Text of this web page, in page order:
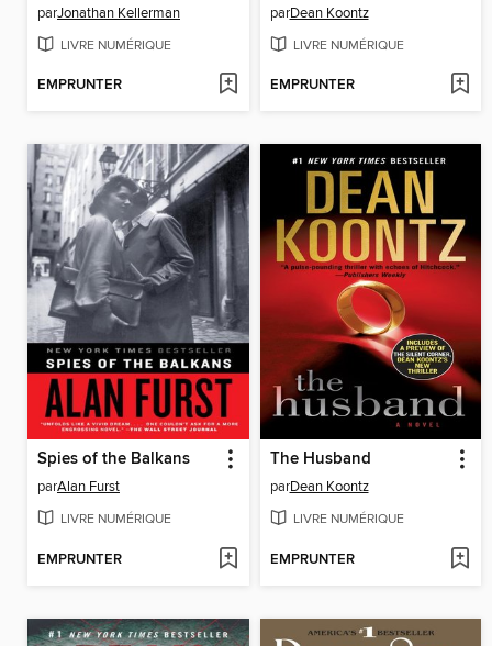
parJonathan Kellerman
LIVRE NUMÉRIQUE
EMPRUNTER
parDean Koontz
LIVRE NUMÉRIQUE
EMPRUNTER
Spies of the Balkans
parAlan Furst
LIVRE NUMÉRIQUE
EMPRUNTER
The Husband
parDean Koontz
LIVRE NUMÉRIQUE
EMPRUNTER